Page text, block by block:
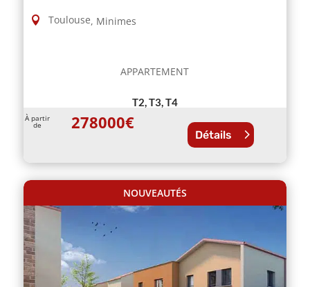
Toulouse, Minimes
APPARTEMENT
T2, T3, T4
À partir
de 278000€
Détails
NOUVEAUTÉS